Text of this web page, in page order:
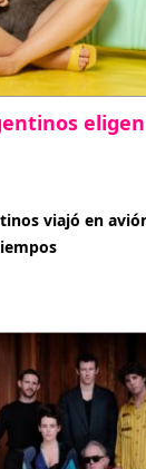
viajó en